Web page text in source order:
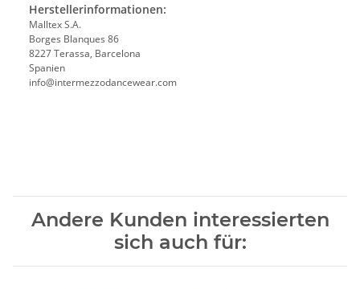
Herstellerinformationen:
Malltex S.A.
Borges Blanques 86
8227 Terassa, Barcelona
Spanien
info@intermezzodancewear.com
Andere Kunden interessierten
sich auch für: